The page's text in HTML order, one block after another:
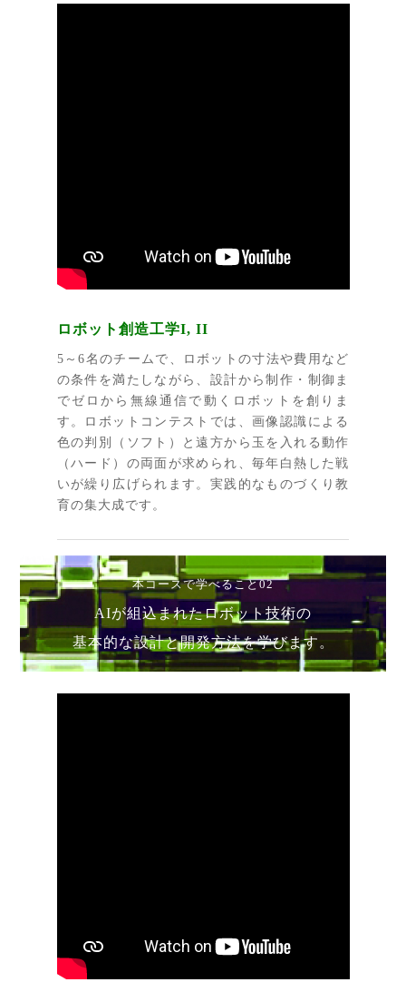
ロボット創造工学I, II
5～6名のチームで、ロボットの寸法や費用など
の条件を満たしながら、設計から制作・制御ま
でゼロから無線通信で動くロボットを創りま
す。ロボットコンテストでは、画像認識による
色の判別（ソフト）と遠方から玉を入れる動作
（ハード）の両面が求められ、毎年白熱した戦
いが繰り広げられます。実践的なものづくり教
育の集大成です。
本コースで学べること02
AIが組込まれたロボット技術の
基本的な設計と開発方法を学びます。